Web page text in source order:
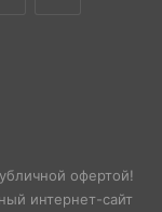
офертой!
интернет-сайт